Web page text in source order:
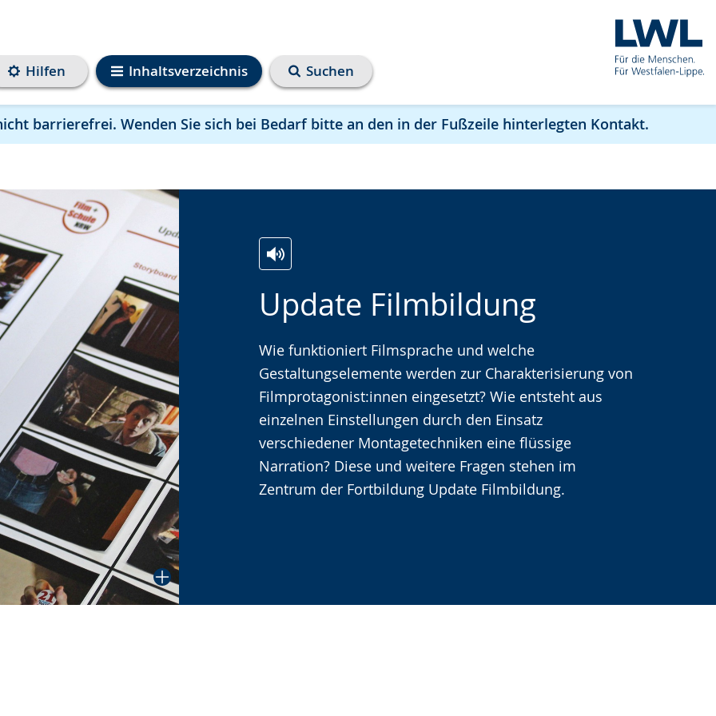
Inhaltsverzeichnis
Hilfen Suchen
barrierefrei. Wenden Sie sich bei Bedarf bitte an den in der Fußzeile hinterlegten Kontakt.
Update Filmbildung
Wie funktioniert Filmsprache und welche
Gestaltungselemente werden zur Charakterisierung von
Filmprotagonist:innen eingesetzt? Wie entsteht aus
einzelnen Einstellungen durch den Einsatz
verschiedener Montagetechniken eine flüssige
Narration? Diese und weitere Fragen stehen im
Zentrum der Fortbildung Update Filmbildung.
Leichten
Sprache
wechseln.
Audio-
Unterstützung.
Video
Deutscher
Gebärdensprache
wird
angezeigt.